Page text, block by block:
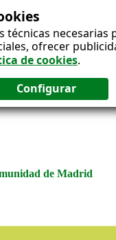
técnicas
ofrecer
de cookies.
de Madrid